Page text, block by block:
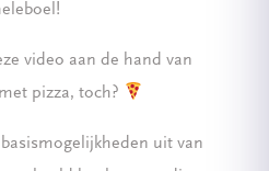
video aan de hand van
pizza, toch?
uit van